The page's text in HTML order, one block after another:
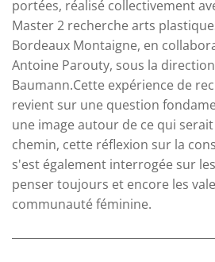
portées, réalisé collectivement
Master 2 recherche arts
Bordeaux Montaigne, en
Antoine Parouty, sous la
Baumann.Cette expérience de
revient sur une question
une image autour de ce qui
chemin, cette réflexion sur la
s'est également interrogée sur
penser toujours et encore les
communauté féminine.